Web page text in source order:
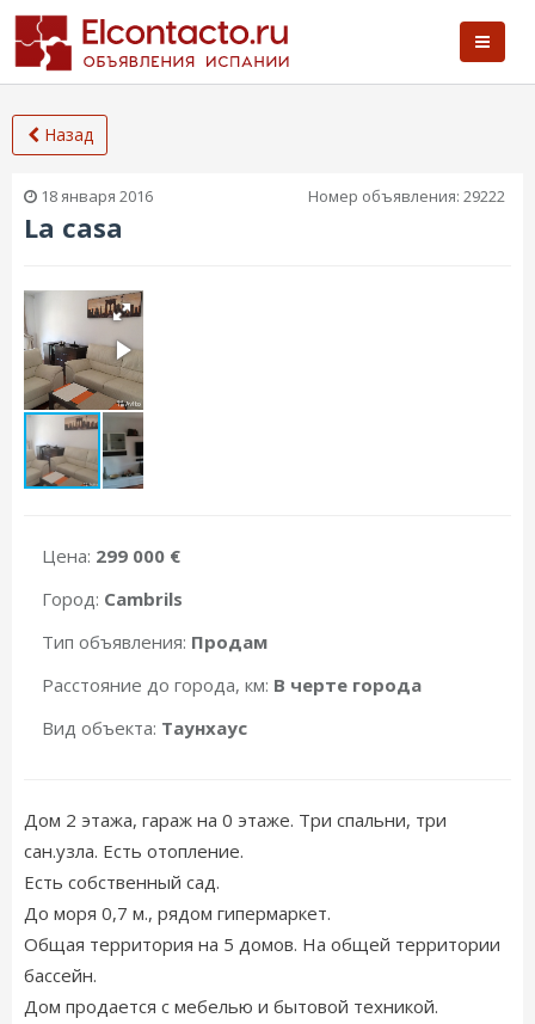
Назад
18 января 2016 Номер объявления: 29222
La casa
Цена: 299 000 €
Город: Cambrils
Тип объявления: Продам
Расстояние до города, км: В черте города
Вид объекта: Таунхаус
Дом 2 этажа, гараж на 0 этаже. Три спальни, три
сан.узла. Есть отопление.
Есть собственный сад.
До моря 0,7 м., рядом гипермаркет.
Общая территория на 5 домов. На общей территории
бассейн.
Дом продается с мебелью и бытовой техникой.